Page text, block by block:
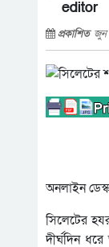
editor
প্রকাশিত জুন
অনলাইন ডেস্ক
সিলেটের
দীর্ঘদিন